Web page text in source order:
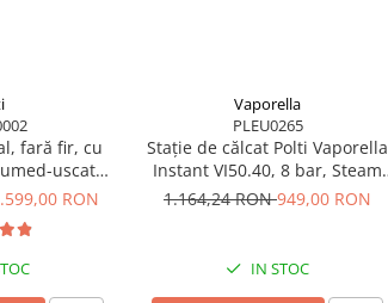
fară fir, cu
uscată,
kPa, 0.6 l, 71
RON
Vaporella
PLEU0265
Stație de călcat Polti Vaporella
Instant VI50.40, 8 bar, Steam
Pulse 600 g
1.164,24 RON949,00 RON
IN STOC